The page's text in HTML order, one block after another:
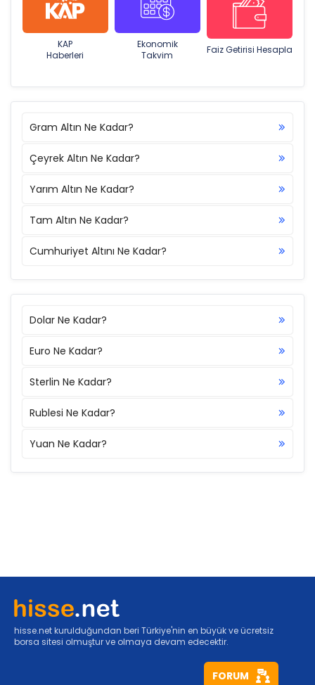
KAP
Haberleri
Ekonomik
Takvim
Faiz Getirisi Hesapla
Gram Altın Ne Kadar?
Çeyrek Altın Ne Kadar?
Yarım Altın Ne Kadar?
Tam Altın Ne Kadar?
Cumhuriyet Altını Ne Kadar?
Dolar Ne Kadar?
Euro Ne Kadar?
Sterlin Ne Kadar?
Rublesi Ne Kadar?
Yuan Ne Kadar?
hisse.net kurulduğundan beri Türkiye'nin en büyük ve ücretsiz
borsa sitesi olmuştur ve olmaya devam edecektir.
FORUM